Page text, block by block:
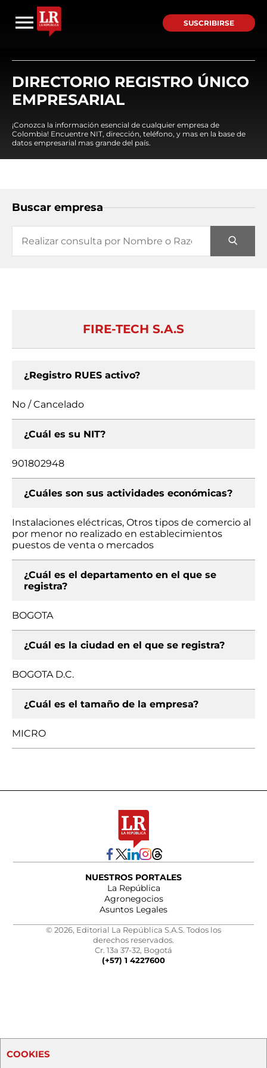
SUSCRIBIRSE
DIRECTORIO REGISTRO ÚNICO
EMPRESARIAL
¡Conozca la información esencial de cualquier empresa de
Colombia! Encuentre NIT, dirección, teléfono, y mas en la base de
datos empresarial mas grande del país.
Buscar empresa
FIRE-TECH S.A.S
¿Registro RUES activo?
No / Cancelado
¿Cuál es su NIT?
901802948
¿Cuáles son sus actividades económicas?
Instalaciones eléctricas, Otros tipos de comercio al
por menor no realizado en establecimientos
puestos de venta o mercados
¿Cuál es el departamento en el que se
registra?
BOGOTA
¿Cuál es la ciudad en el que se registra?
BOGOTA D.C.
¿Cuál es el tamaño de la empresa?
MICRO
NUESTROS PORTALES
La República
Agronegocios
Asuntos Legales
© 2026, Editorial La República S.A.S. Todos los
derechos reservados.
Cr. 13a 37-32, Bogotá
(+57) 1 4227600
COOKIES